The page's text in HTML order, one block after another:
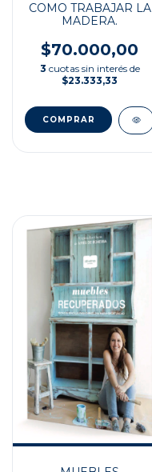
COMO TRABAJAR LA
MADERA.
$70.000,00
3 cuotas sin interés de
$23.333,33